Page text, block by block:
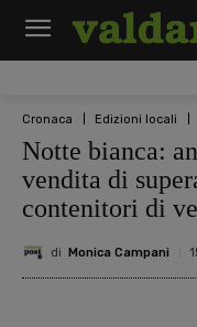
Cronaca Edizioni locali
Notte bianca:
vendita di
contenitori di
di Monica Campani